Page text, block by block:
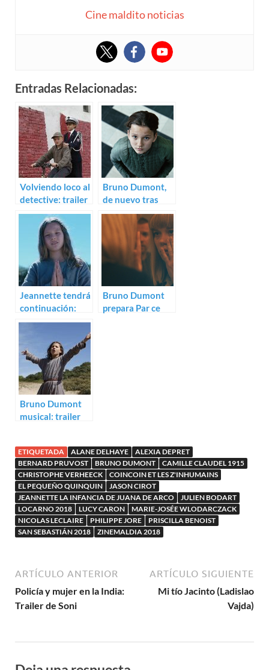
Cine maldito noticias
Entradas Relacionadas:
Volviendo loco al
detective: trailer
de P’tit Quinquin
Bruno Dumont,
de nuevo tras
Juana de Arco:
Trailer de Jeanne
Jeannette tendrá
continuación:
Bruno Dumont
rodará Jeanne
Bruno Dumont
prepara Par ce
Bruno Dumont
musical: trailer
ETIQUETADA ALANE DELHAYE
ALEXIA DEPRET
BERNARD PRUVOST
BRUNO DUMONT
CAMILLE CLAUDEL 1915
CHRISTOPHE VERHEECK
COINCOIN ET LES Z'INHUMAINS
EL PEQUEÑO QUINQUIN
JASON CIROT
JEANNETTE LA INFANCIA DE JUANA DE ARCO
JULIEN BODART
LOCARNO 2018
LUCY CARON
MARIE-JOSÉE WLODARCZACK
NICOLAS LECLAIRE
PHILIPPE JORE
PRISCILLA BENOIST
SAN SEBASTIÁN 2018
ZINEMALDIA 2018
ARTÍCULO ANTERIOR
Policía y mujer en la India:
Trailer de Soni
ARTÍCULO SIGUIENTE
Mi tío Jacinto (Ladislao
Vajda)